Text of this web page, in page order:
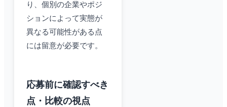
り、個別の企業やポジ
ションによって実態が
異なる可能性がある点
には留意が必要です。
応募前に確認すべき
点・比較の視点